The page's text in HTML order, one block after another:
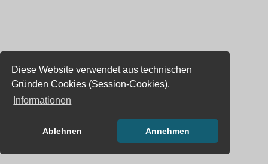
Diese Website verwendet aus technischen
Gründen Cookies (Session-Cookies).
Informationen
Ablehnen Annehmen